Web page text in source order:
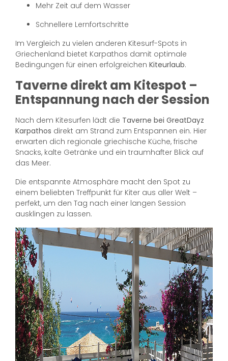
Mehr Zeit auf dem Wasser
Schnellere Lernfortschritte
Im Vergleich zu vielen anderen Kitesurf-Spots in
Griechenland bietet Karpathos damit optimale
Bedingungen für einen erfolgreichen Kiteurlaub.
Taverne direkt am Kitespot –
Entspannung nach der Session
Nach dem Kitesurfen lädt die Taverne bei GreatDayz
Karpathos direkt am Strand zum Entspannen ein. Hier
erwarten dich regionale griechische Küche, frische
Snacks, kalte Getränke und ein traumhafter Blick auf
das Meer.
Die entspannte Atmosphäre macht den Spot zu
einem beliebten Treffpunkt für Kiter aus aller Welt –
perfekt, um den Tag nach einer langen Session
ausklingen zu lassen.